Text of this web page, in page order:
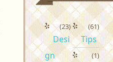
Desi
gn
(23)
Tips
(61)
(1)